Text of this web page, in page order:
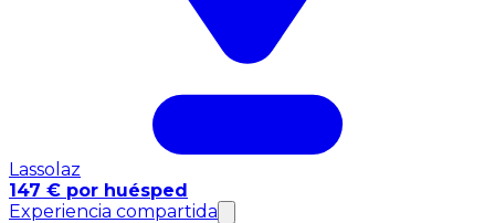
Lassolaz
147 € por huésped
Experiencia compartida